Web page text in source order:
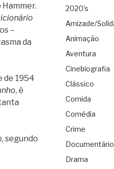
–
da
de 1954
, é
segundo
2020's
Amizade/
Animação
Aventura
Cinebiografia
Clássico
Comida
Comédia
Crime
Documentário
Drama